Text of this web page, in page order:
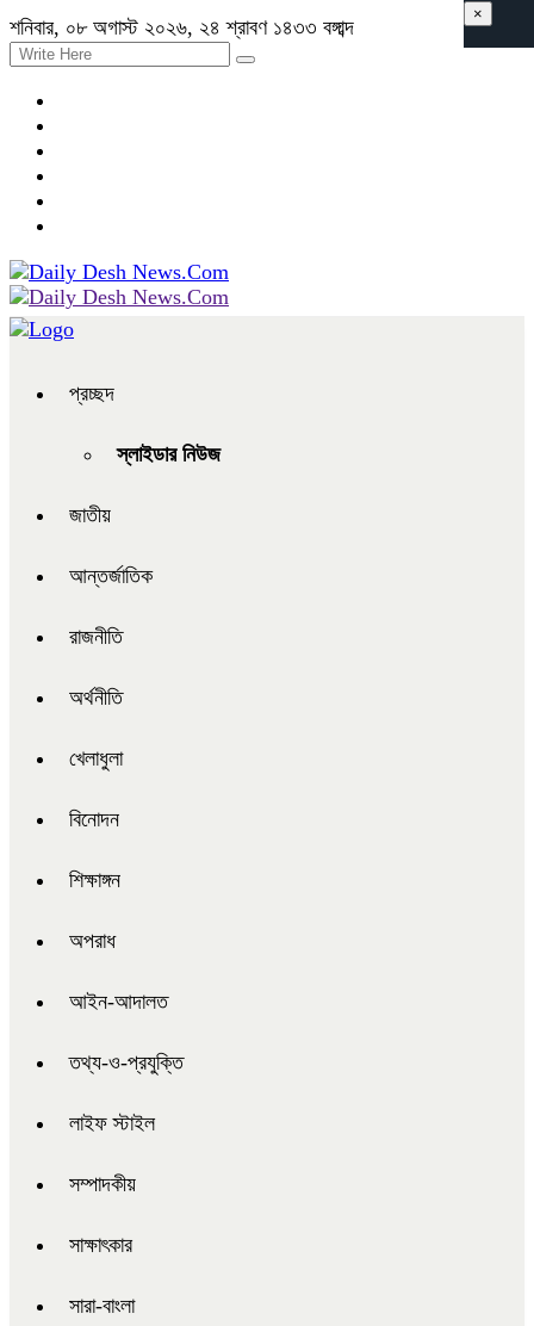
শনিবার, ০৮ অগাস্ট ২০২৬, ২৪ শ্রাবণ ১৪৩৩ বঙ্গাব্দ
প্রচ্ছদ
স্লাইডার নিউজ
জাতীয়
আন্তর্জাতিক
রাজনীতি
অর্থনীতি
খেলাধুলা
বিনোদন
শিক্ষাঙ্গন
অপরাধ
আইন-আদালত
তথ্য-ও-প্রযুক্তি
লাইফ স্টাইল
সম্পাদকীয়
সাক্ষাৎকার
সারা-বাংলা
×